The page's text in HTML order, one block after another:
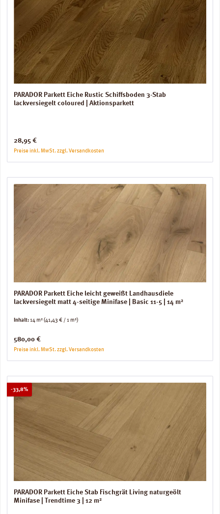
PARADOR Parkett Eiche Rustic Schiffsboden 3-Stab
lackversiegelt coloured | Aktionsparkett
Regulärer Preis:
28,95 €
Preise inkl. MwSt. zzgl. Versandkosten
PARADOR Parkett Eiche leicht geweißt Landhausdiele
lackversiegelt matt 4-seitige Minifase | Basic 11-5 | 14 m²
Inhalt:14 m²(41,43 € / 1 m²)
Regulärer Preis:
580,00 €
Preise inkl. MwSt. zzgl. Versandkosten
-33,8%Rabatt
PARADOR Parkett Eiche Stab Fischgrät Living naturgeölt
Minifase | Trendtime 3 | 12 m²